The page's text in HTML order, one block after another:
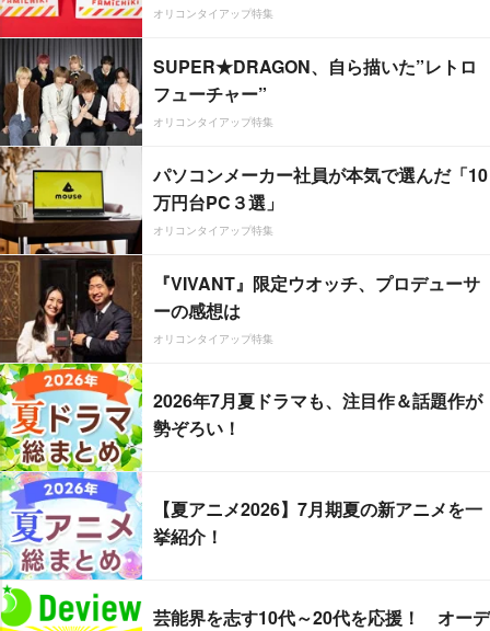
オリコンタイアップ特集
SUPER★DRAGON、自ら描いた”レトロ
フューチャー”
オリコンタイアップ特集
パソコンメーカー社員が本気で選んだ「10
万円台PC３選」
オリコンタイアップ特集
『VIVANT』限定ウオッチ、プロデューサ
ーの感想は
オリコンタイアップ特集
2026年7月夏ドラマも、注目作＆話題作が
勢ぞろい！
【夏アニメ2026】7月期夏の新アニメを一
挙紹介！
芸能界を志す10代～20代を応援！ オーデ